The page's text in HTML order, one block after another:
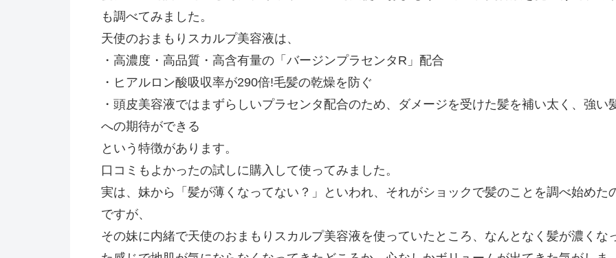
も調べてみました。
天使のおまもりスカルプ美容液は、
・高濃度・高品質・高含有量の「バージンプラセンタR」配合
・ヒアルロン酸吸収率が290倍!毛髪の乾燥を防ぐ
・頭皮美容液ではまずらしいプラセンタ配合のため、ダメージを受けた髪を補い太く、強い
への期待ができる
という特徴があります。
口コミもよかったの試しに購入して使ってみました。
実は、妹から「髪が薄くなってない？」といわれ、それがショックで髪のことを調べ始めた
ですが、
その妹に内緒で天使のおまもりスカルプ美容液を使っていたところ、なんとなく髪が濃くな